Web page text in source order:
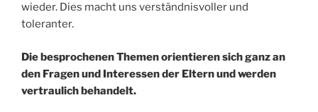
wieder. Dies macht uns verständnisvoller und
toleranter.
Die besprochenen Themen orientieren sich ganz an
den Fragen und Interessen der Eltern und werden
vertraulich behandelt.